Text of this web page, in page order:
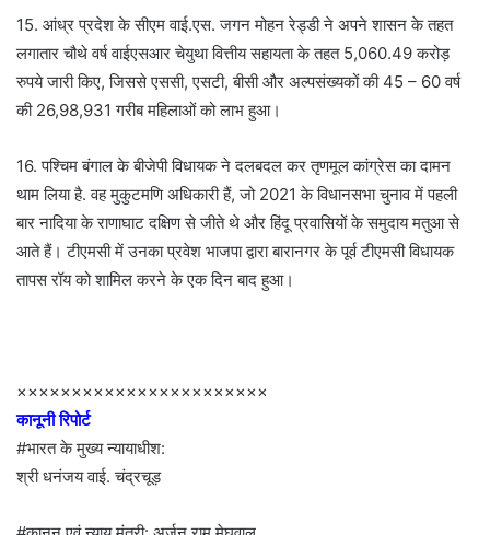
15. आंध्र प्रदेश के सीएम वाई.एस. जगन मोहन रेड्डी ने अपने शासन के तहत
लगातार चौथे वर्ष वाईएसआर चेयुथा वित्तीय सहायता के तहत 5,060.49 करोड़
रुपये जारी किए, जिससे एससी, एसटी, बीसी और अल्पसंख्यकों की 45 – 60 वर्ष
की 26,98,931 गरीब महिलाओं को लाभ हुआ।
16. पश्चिम बंगाल के बीजेपी विधायक ने दलबदल कर तृणमूल कांग्रेस का दामन
थाम लिया है. वह मुकुटमणि अधिकारी हैं, जो 2021 के विधानसभा चुनाव में पहली
बार नादिया के राणाघाट दक्षिण से जीते थे और हिंदू प्रवासियों के समुदाय मतुआ से
आते हैं। टीएमसी में उनका प्रवेश भाजपा द्वारा बारानगर के पूर्व टीएमसी विधायक
तापस रॉय को शामिल करने के एक दिन बाद हुआ।
×××××××××××××××××××××××
कानूनी रिपोर्ट
#भारत के मुख्य न्यायाधीश:
श्री धनंजय वाई. चंद्रचूड़